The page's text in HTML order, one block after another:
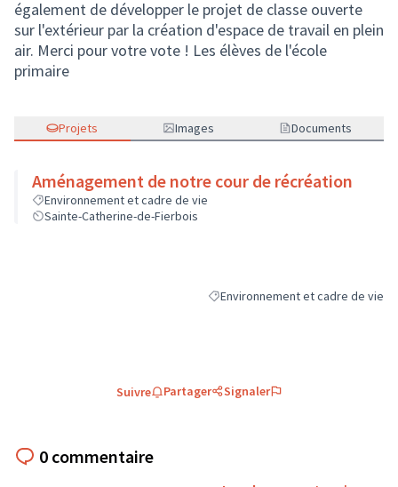
également de développer le projet de classe ouverte
sur l'extérieur par la création d'espace de travail en plein
air. Merci pour votre vote ! Les élèves de l'école
primaire
Projets Images Documents
Aménagement de notre cour de récréation
Environnement et cadre de vie
Sainte-Catherine-de-Fierbois
Filtrer les résultats de la catégorie
Environnement et cadre de vie
Suivre Partager Signaler
0 commentaire